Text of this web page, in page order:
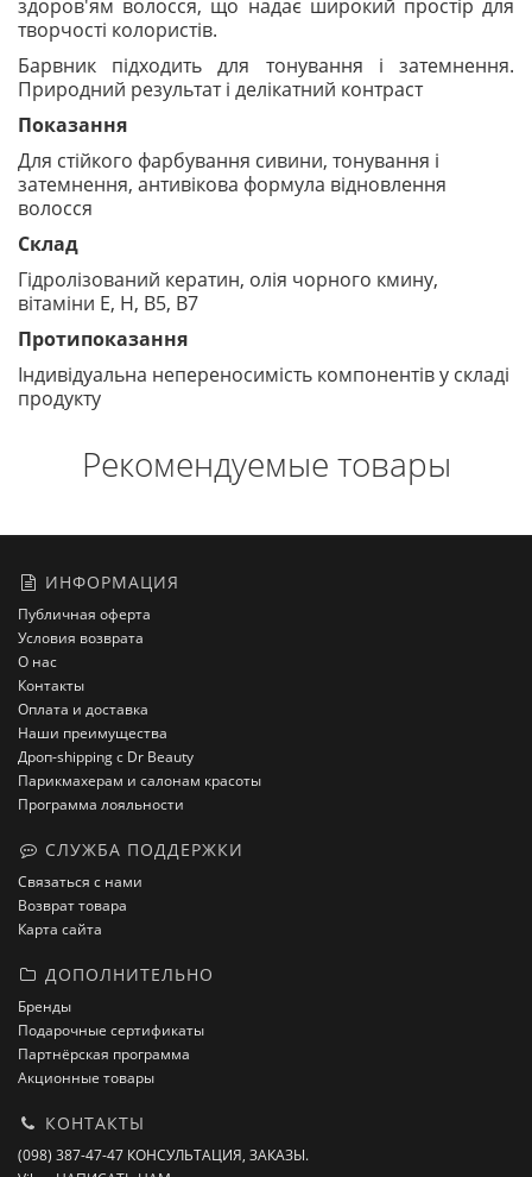
здоров'ям волосся, що надає широкий простір для
творчості колористів.
Барвник підходить для тонування і затемнення.
Природний результат і делікатний контраст
Показання
Для стійкого фарбування сивини, тонування і
затемнення, антивікова формула відновлення
волосся
Cклад
Гідролізований кератин, олія чорного кмину,
вітаміни E, H, B5, B7
Протипоказання
Індивідуальна непереносимість компонентів у складі
продукту
Рекомендуемые товары
ИНФОРМАЦИЯ
Публичная оферта
Условия возврата
О нас
Контакты
Оплата и доставка
Наши преимущества
Дроп-shipping с Dr Beauty
Парикмахерам и салонам красоты
Программа лояльности
СЛУЖБА ПОДДЕРЖКИ
Связаться с нами
Возврат товара
Карта сайта
ДОПОЛНИТЕЛЬНО
Бренды
Подарочные сертификаты
Партнёрская программа
Акционные товары
КОНТАКТЫ
(098) 387-47-47 КОНСУЛЬТАЦИЯ, ЗАКАЗЫ.